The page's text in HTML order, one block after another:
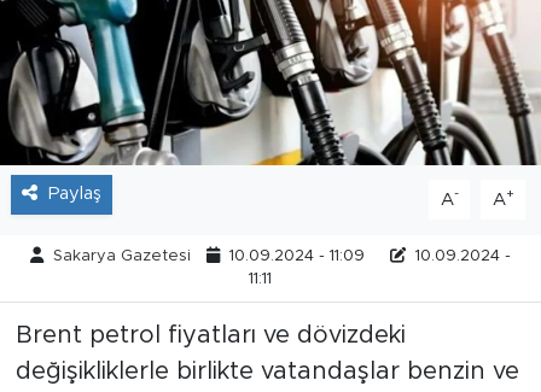
Paylaş A- A+
Sakarya Gazetesi 10.09.2024 - 11:09
10.09.2024 -
11:11
Brent petrol fiyatları ve dövizdeki
değişikliklerle birlikte vatandaşlar benzin ve
Kültür Sanat
Tarihçe
Resmi İlanlar
Söyleşi
Foto Şaka
Politika
Haber Arşivi